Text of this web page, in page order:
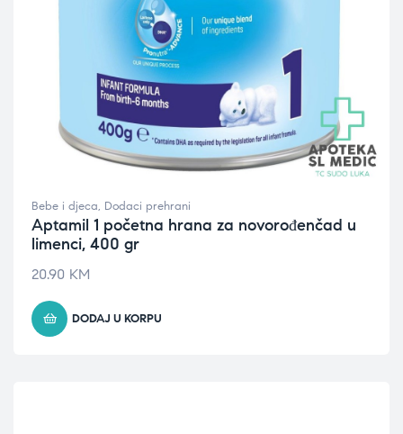
Bebe i djeca, Dodaci prehrani
Aptamil 1 početna hrana za novorođenčad u
limenci, 400 gr
20.90 KM
DODAJ U KORPU